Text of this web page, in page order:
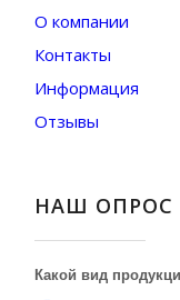
О компании
Контакты
Информация
Отзывы
НАШ ОПРОС
Какой вид